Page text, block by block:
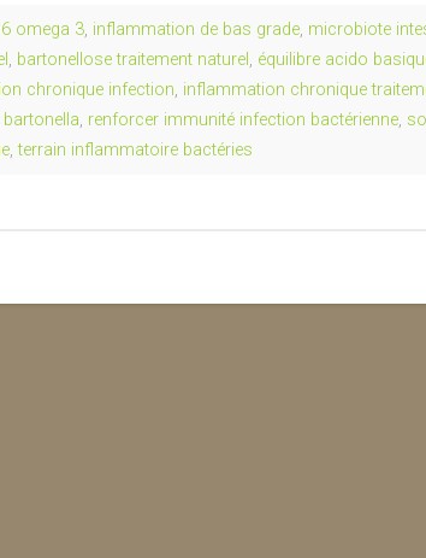
omega 3, inflammation de bas grade, microbiote
, bartonellose traitement naturel , équilibre acido
chronique infection, inflammation chronique
, renforcer immunité infection bactérienne,
,terrain inflammatoire bactéries